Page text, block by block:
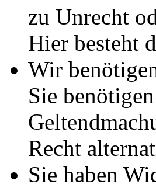
zu Unrecht
Hier besteht
Wir
Sie
Recht
Sie haben